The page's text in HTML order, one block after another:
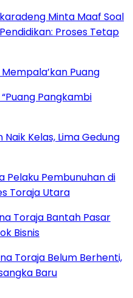
Minta Maaf Soal
Proses Tetap
Puang
Pangkambi
Naik Kelas, Lima Gedung
Pelaku Pembunuhan di
Toraja Utara
Toraja Bantah Pasar
Bisnis
Toraja Belum Berhenti,
Baru